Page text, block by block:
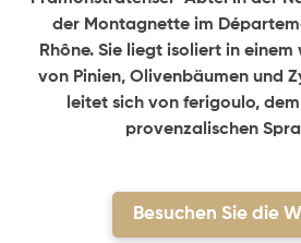
der Montagnette im
Rhône. Sie liegt isoliert in
von Pinien, Olivenbäumen und
leitet sich von ferigoulo,
provenzalischen
Besuchen Sie die